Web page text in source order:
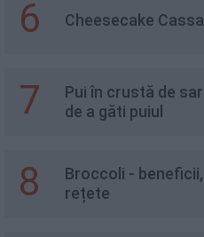
6 Cheesecake
7
Pui în crustă de
de a găti puiul
8
Broccoli -
rețete